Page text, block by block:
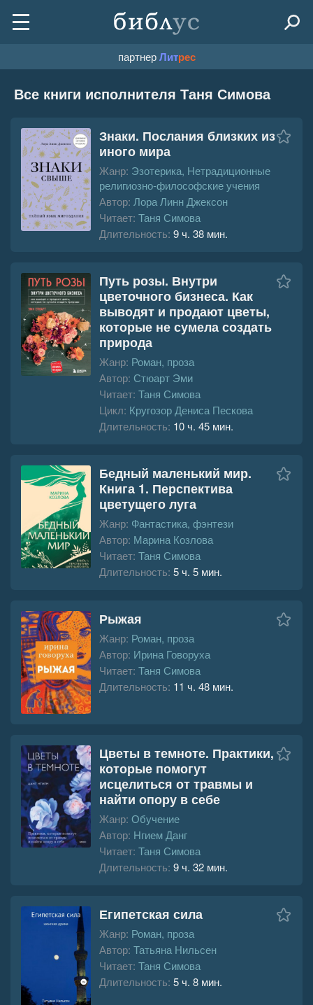
партнерЛитрес
Все книги исполнителя Таня Симова
Знаки. Послания близких из
иного мира
Жанр: Эзотерика, Нетрадиционные
религиозно-философские учения
Автор: Лора Линн Джексон
Читает: Таня Симова
Длительность: 9 ч. 38 мин.
Путь розы. Внутри
цветочного бизнеса. Как
выводят и продают цветы,
которые не сумела создать
природа
Жанр: Роман, проза
Автор: Стюарт Эми
Читает: Таня Симова
Цикл: Кругозор Дениса Пескова
Длительность: 10 ч. 45 мин.
Бедный маленький мир.
Книга 1. Перспектива
цветущего луга
Жанр: Фантастика, фэнтези
Автор: Марина Козлова
Читает: Таня Симова
Длительность: 5 ч. 5 мин.
Рыжая
Жанр: Роман, проза
Автор: Ирина Говоруха
Читает: Таня Симова
Длительность: 11 ч. 48 мин.
Цветы в темноте. Практики,
которые помогут
исцелиться от травмы и
найти опору в себе
Жанр: Обучение
Автор: Нгием Данг
Читает: Таня Симова
Длительность: 9 ч. 32 мин.
Египетская сила
Жанр: Роман, проза
Автор: Татьяна Нильсен
Читает: Таня Симова
Длительность: 5 ч. 8 мин.